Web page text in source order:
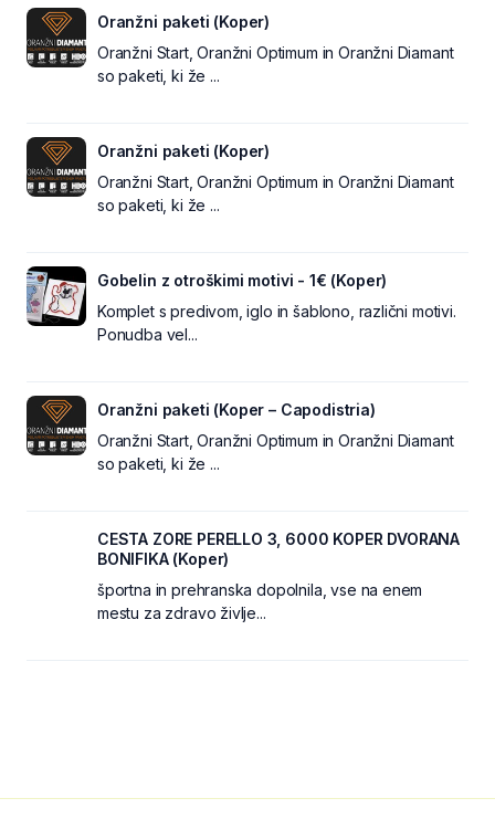
Oranžni paketi (Koper)
Oranžni Start, Oranžni Optimum in Oranžni Diamant
so paketi, ki že ...
Oranžni paketi (Koper)
Oranžni Start, Oranžni Optimum in Oranžni Diamant
so paketi, ki že ...
Gobelin z otroškimi motivi - 1€ (Koper)
Komplet s predivom, iglo in šablono, različni motivi.
Ponudba vel...
Oranžni paketi (Koper – Capodistria)
Oranžni Start, Oranžni Optimum in Oranžni Diamant
so paketi, ki že ...
CESTA ZORE PERELLO 3, 6000 KOPER DVORANA
BONIFIKA (Koper)
športna in prehranska dopolnila, vse na enem
mestu za zdravo življe...